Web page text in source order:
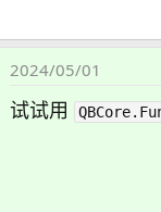
2024/05/01
试试用